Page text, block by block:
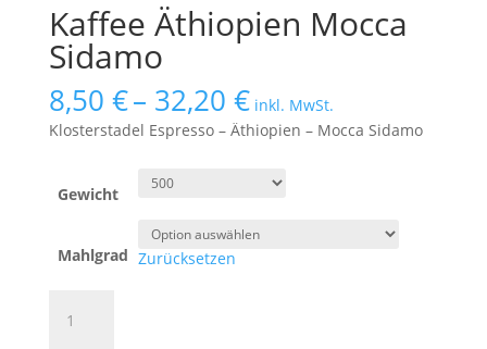
Kaffee Äthiopien Mocca
Sidamo
8,50 €– 32,20 €Preisspanne:
8,50 €
bis
32,20 €
inkl. MwSt.
Klosterstadel Espresso – Äthiopien – Mocca Sidamo
Gewicht
Mahlgrad Zurücksetzen
Äthiopien